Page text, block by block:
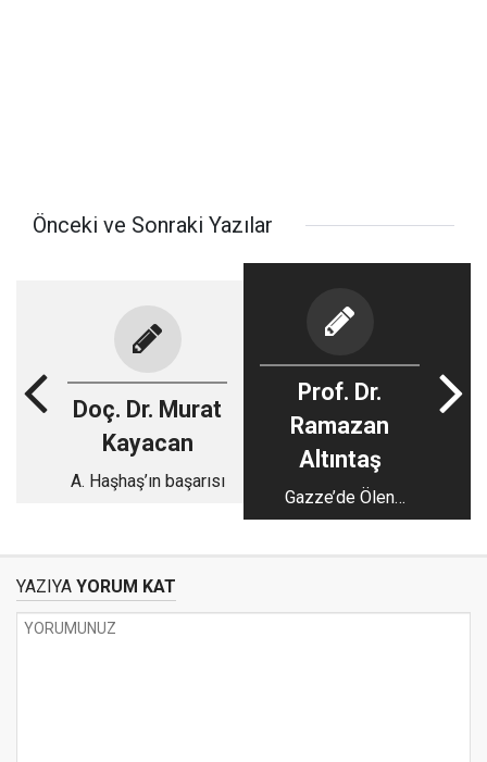
Önceki ve Sonraki Yazılar
Doç. Dr. Murat
Kayacan
A. Haşhaş’ın başarısı
Prof. Dr.
Ramazan
Altıntaş
Gazze’de Ölen
İnsanlık
YAZIYA YORUM KAT